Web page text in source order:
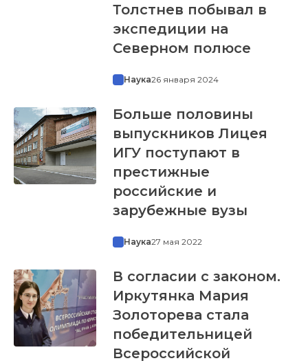
Толстнев побывал в
экспедиции на
Северном полюсе
Наука26 января 2024
Больше половины
выпускников Лицея
ИГУ поступают в
престижные
российские и
зарубежные вузы
Наука27 мая 2022
В согласии с законом.
Иркутянка Мария
Золоторева стала
победительницей
Всероссийской